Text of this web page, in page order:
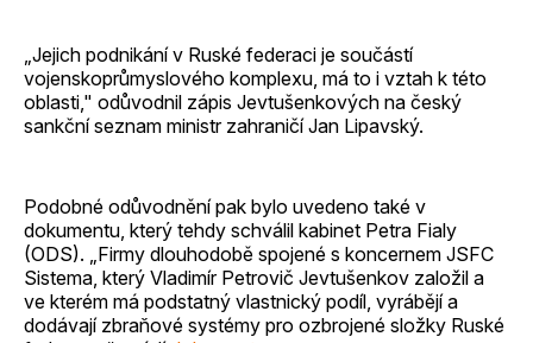
„Jejich podnikání v Ruské federaci je součástí
vojenskoprůmyslového komplexu, má to i vztah k této
oblasti," odůvodnil zápis Jevtušenkových na český
sankční seznam ministr zahraničí Jan Lipavský.
Podobné odůvodnění pak bylo uvedeno také v
dokumentu, který tehdy schválil kabinet Petra Fialy
(ODS). „Firmy dlouhodobě spojené s koncernem JSFC
Sistema, který Vladimír Petrovič Jevtušenkov založil a
ve kterém má podstatný vlastnický podíl, vyrábějí a
dodávají zbraňové systémy pro ozbrojené složky Ruské